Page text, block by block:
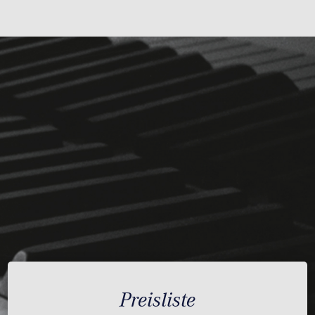
Preisliste